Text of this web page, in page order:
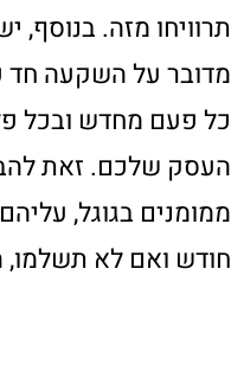
תרוויחו מזה. בנוסף,
מדובר על השקעה
כל פעם מחדש ובכל
העסק שלכם. זאת
ממומנים בגוגל,
חודש ואם לא תשלמו,